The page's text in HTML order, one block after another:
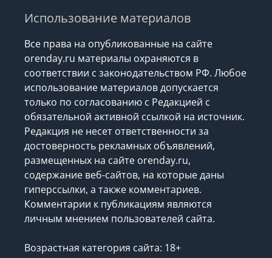
Использование материалов
Все права на опубликованные на сайте
orenday.ru материалы охраняются в
соответствии с законодательством РФ. Любое
использование материалов допускается
только по согласованию с Редакцией с
обязательной активной ссылкой на источник.
Редакция не несет ответственности за
достоверность рекламных объявлений,
размещенных на сайте orenday.ru,
содержание веб-сайтов, на которые даны
гиперссылки, а также комментариев.
Комментарии к публикациям являются
личным мнением пользователей сайта.
Возрастная категория сайта: 18+